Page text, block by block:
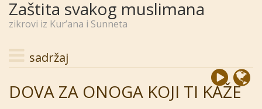
Zaštita svakog muslimana
zikrovi iz Kur’ana i Sunneta
sadržaj
DOVA ZA ONOGA KOJI TI KAŽE